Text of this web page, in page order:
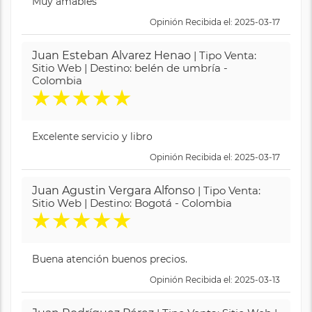
Opinión Recibida el: 2025-03-17
Juan Esteban Alvarez Henao | Tipo Venta:
Sitio Web | Destino: belén de umbría -
Colombia
★★★★★
Excelente servicio y libro
Opinión Recibida el: 2025-03-17
Juan Agustin Vergara Alfonso | Tipo Venta:
Sitio Web | Destino: Bogotá - Colombia
★★★★★
Buena atención buenos precios.
Opinión Recibida el: 2025-03-13